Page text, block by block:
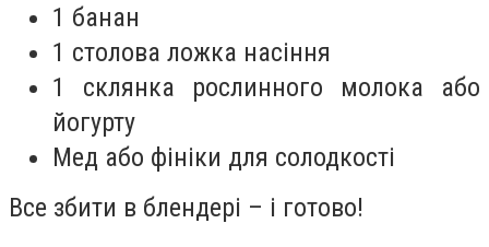
1 банан
1 столова ложка насіння
1 склянка рослинного молока або
йогурту
Мед або фініки для солодкості
Все збити в блендері – і готово!